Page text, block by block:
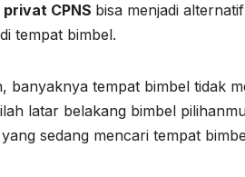
privat CPNS bisa menjadi
tempat bimbel.
banyaknya tempat bimbel tidak
latar belakang bimbel
sedang mencari tempat